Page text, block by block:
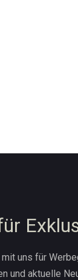
uns für
und aktuelle